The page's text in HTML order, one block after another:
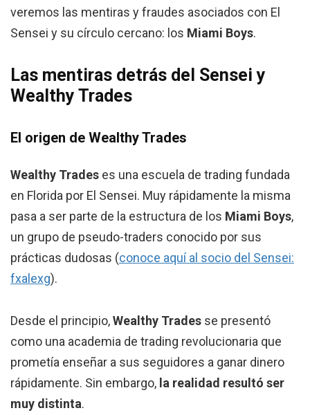
veremos las mentiras y fraudes asociados con El
Sensei y su círculo cercano: los Miami Boys.
Las mentiras detrás del Sensei y
Wealthy Trades
El origen de Wealthy Trades
Wealthy Trades es una escuela de trading fundada
en Florida por El Sensei. Muy rápidamente la misma
pasa a ser parte de la estructura de los Miami Boys,
un grupo de pseudo-traders conocido por sus
prácticas dudosas (conoce aquí al socio del Sensei:
fxalexg).
Desde el principio,Wealthy Trades se presentó
como una academia de trading revolucionaria que
prometía enseñar a sus seguidores a ganar dinero
rápidamente. Sin embargo, la realidad resultó ser
muy distinta.